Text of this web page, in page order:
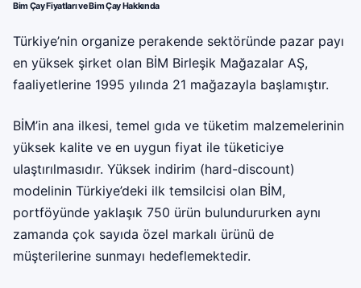
Bim Çay Fiyatları ve Bim Çay Hakkında
Türkiye’nin organize perakende sektöründe pazar payı
en yüksek şirket olan BİM Birleşik Mağazalar AŞ,
faaliyetlerine 1995 yılında 21 mağazayla başlamıştır.
BİM’in ana ilkesi, temel gıda ve tüketim malzemelerinin
yüksek kalite ve en uygun fiyat ile tüketiciye
ulaştırılmasıdır. Yüksek indirim (hard-discount)
modelinin Türkiye’deki ilk temsilcisi olan BİM,
portföyünde yaklaşık 750 ürün bulundururken aynı
zamanda çok sayıda özel markalı ürünü de
müşterilerine sunmayı hedeflemektedir.